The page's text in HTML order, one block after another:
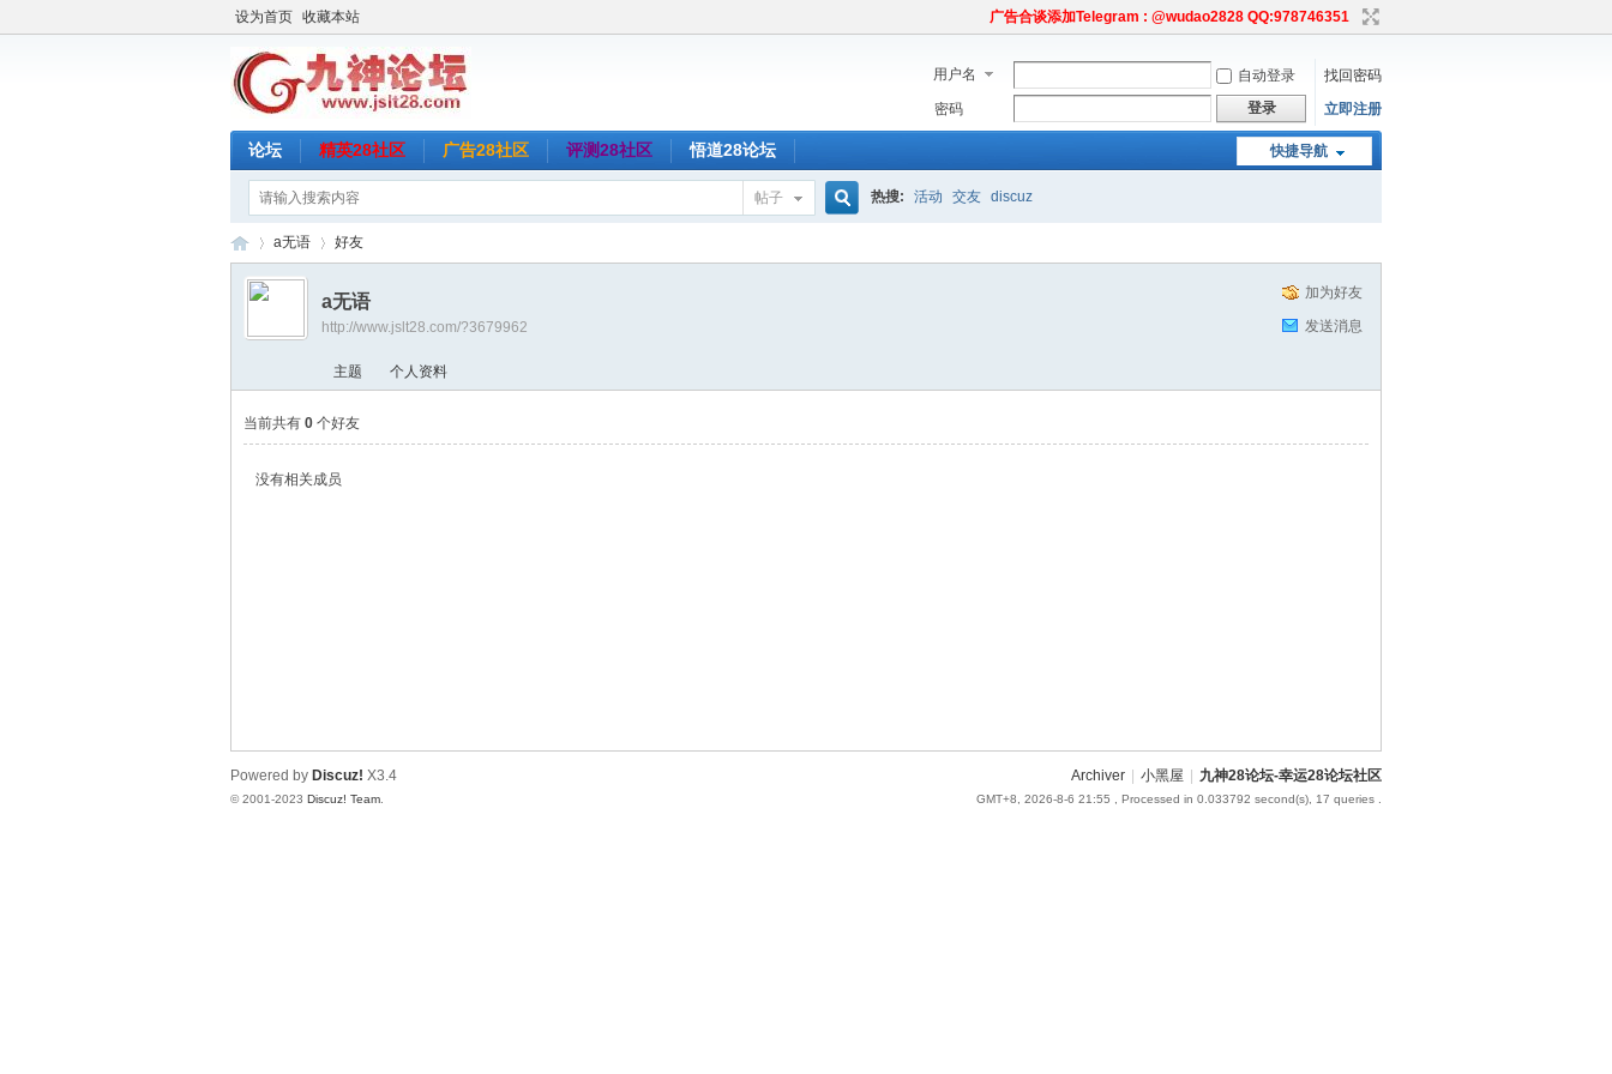
设为首页 收藏本站 广告合谈添加Telegram : @wudao2828 QQ:978746351
用户名 自动登录
找回密码
密码
登录 立即注册
快捷导航
论坛 精英28社区 广告28社区 评测28社区 悟道28论坛
帖子 热搜: 活动 交友 discuz
›
a无语 好友
加为好友
发送消息
a无语
http://www.jslt28.com/?3679962
主题 个人资料
当前共有 0 个好友
没有相关成员
Archiver 小黑屋 九神28论坛-幸运28论坛社区
GMT+8, 2026-8-6 21:55 , Processed in 0.033792 second(s), 17 queries .
Powered by Discuz! X3.4
© 2001-2023 Discuz! Team